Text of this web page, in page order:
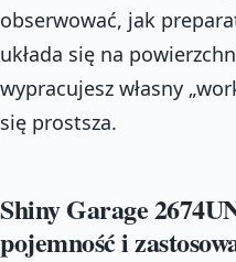
obserwować, jak
układa się na
wypracujesz własny
się prostsza.
Shiny Garage
pojemność i